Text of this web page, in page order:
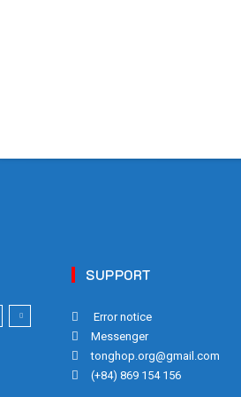
SUPPORT
Error notice
Messenger
tonghop.org@gmail.com
(+84) 869 154 156